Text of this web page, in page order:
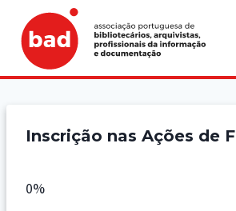
content
Inscrição nas Ações de
0%